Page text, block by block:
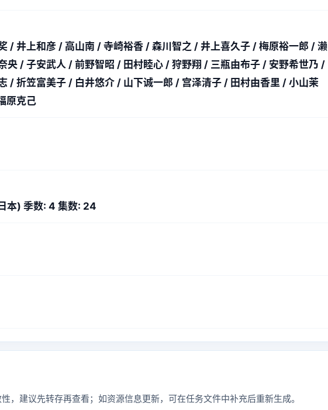
/ 井上和彦 / 高山南 / 寺崎裕香 / 森川智之 / 井上喜久子 / 梅原裕一郎 / 濑
央 / 子安武人 / 前野智昭 / 田村睦心 / 狩野翔 / 三瓶由布子 / 安野希世乃 /
/ 折笠富美子 / 白井悠介 / 山下诚一郎 / 宫泽清子 / 田村由香里 / 小山茉
原克己
) 季数: 4 集数: 24
，建议先转存再查看；如资源信息更新，可在任务文件中补充后重新生成。